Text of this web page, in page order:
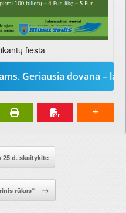
fiesta
dovana –
25 d. skaitykite
rūkas“ →